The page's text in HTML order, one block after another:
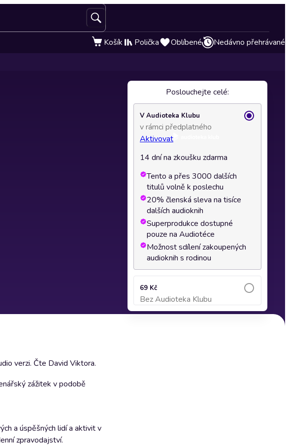
Košík Polička Oblíbené Nedávno přehrávané
verzi. Čte David Viktora.
zážitek v podobě
a úspěšných lidí a aktivit v
zpravodajství.
Poslouchejte celé:
V Audioteka Klubu
v rámci předplatného
Aktivovat
14 dní na zkoušku zdarma
Tento a přes 3000 dalších
titulů volně k poslechu
20% členská sleva na tisíce
dalších audioknih
Superprodukce dostupné
pouze na Audiotéce
Možnost sdílení zakoupených
audioknih s rodinou
69 Kč
Bez Audioteka Klubu
Přidat do košíku